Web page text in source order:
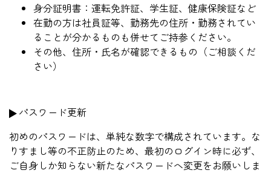
身分証明書：運転免許証、学生証、健康保険証など
在勤の方は社員証等、勤務先の住所・勤務されてい
ることが分かるものも併せてご持参ください。
その他、住所・氏名が確認できるもの（ご相談くだ
さい）
パスワード更新
初めのパスワードは、単純な数字で構成されています。な
りすまし等の不正防止のため、最初のログイン時に必ず、
ご自身しか知らない新たなパスワードへ変更をお願いしま